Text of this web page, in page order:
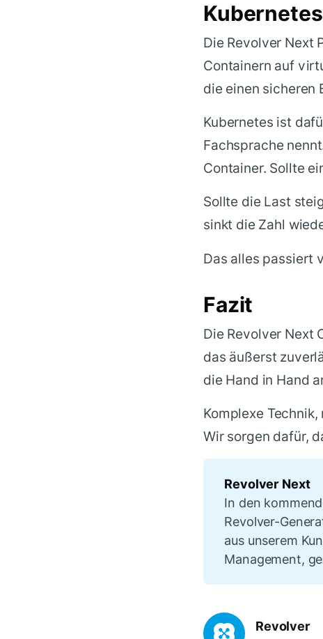
Die Revolver Next
Containern auf
die einen sicheren
Kubernetes ist
Fachsprache
Container. Sollte
Sollte die Last
sinkt die Zahl
Das alles passiert
Fazit
Die Revolver Next
das äußerst
die Hand in Hand
Komplexe
Wir sorgen dafür,
Revolver Next
In den
Revolver-
aus unserem
Management,
Revolver